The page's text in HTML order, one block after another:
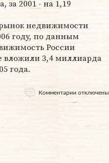
за 2001 - на 1,19
недвижимости
году, по данным
России
вложили 3,4 миллиарда
года.
Комментарии отключены